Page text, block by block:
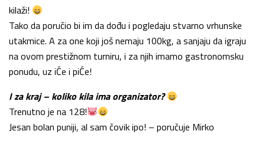
kilaži!
Tako da poručio bi im da dođu i pogledaju stvarno vrhunske
utakmice. A za one koji još nemaju 100kg, a sanjaju da igraju
na ovom prestižnom turniru, i za njih imamo gastronomsku
ponudu, uz iĆe i piĆe!
I za kraj – koliko kila ima organizator?
Trenutno je na 128!
Jesan bolan puniji, al sam čovik ipo! – poručuje Mirko